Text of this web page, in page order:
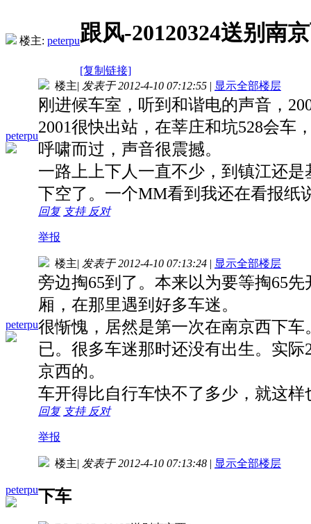
楼主: peterpu跟风-20120324送别南
[复制链接]
peterpu
楼主| 发表于 2012-4-10 07:12:55 | 显示全部楼层
刚进候车室，听到和谐电的声音，
2001很快出站，在莘庄和坑528会车
呼啸而过，声音很震撼。
一路上上下人一直不少，到镇江还
下空了。一个MM看到我还在看报纸
回复 支持 反对
举报
peterpu
楼主| 发表于 2012-4-10 07:13:24 | 显示全部楼层
旁边掏65到了。本来以为要等掏65先
厢，在那里遇到好多车迷。
很惭愧，居然是第一次在南京西下车
已。很多车迷那时还没有出生。实际
京西的。
车开得比自行车快不了多少，就这样
回复 支持 反对
举报
peterpu
楼主| 发表于 2012-4-10 07:13:48 | 显示全部楼层
下车